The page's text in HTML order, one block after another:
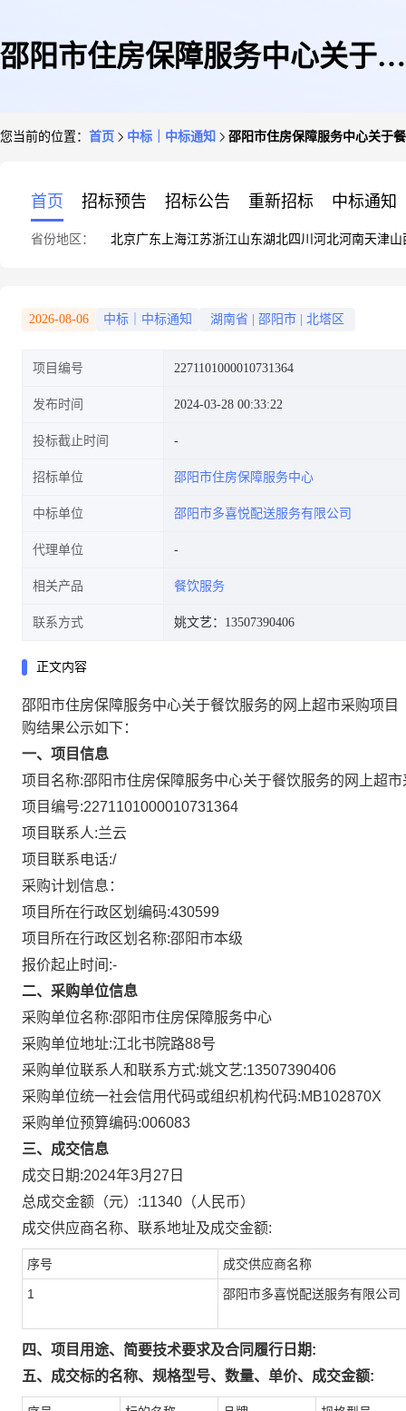
邵阳市住房保障服务中心关于餐
您当前的位置： 首页 中标｜中标通知 邵阳市住房保障服务中心关于
首页 招标预告 招标公告 重新招标 中标通知
省份地区： 北京广东 上海江苏浙江山东湖北四川 河北河南天津山
2026-08-06 中标｜中标通知 湖南省 邵阳市 北塔区
项目编号 2271101000010731364
发布时间 2024-03-28 00:33:22
投标截止时间
招标单位 邵阳市住房保障服务中心
中标单位 邵阳市多喜悦配送服务有限公司
代理单位
相关产品 餐饮服务
联系方式 姚文艺：13507390406
正文内容
邵阳市住房保障服务中心关于餐饮服务的网上超市采购项目
购结果公示如下：
一、项目信息
项目名称:邵阳市住房保障服务中心关于餐饮服务的网上超市
项目编号:2271101000010731364
项目联系人:兰云
项目联系电话:/
采购计划信息：
项目所在行政区划编码:430599
项目所在行政区划名称:邵阳市本级
报价起止时间:-
二、采购单位信息
采购单位名称:邵阳市住房保障服务中心
采购单位地址:江北书院路88号
采购单位联系人和联系方式:姚文艺:13507390406
采购单位统一社会信用代码或组织机构代码:MB102870X
采购单位预算编码:006083
三、成交信息
成交日期:2024年3月27日
总成交金额（元）:11340 （人民币）
成交供应商名称、联系地址及成交金额:
序号 成交供应商名称
1 邵阳市多喜悦配送服务有限公司
四、项目用途、简要技术要求及合同履行日期:
五、成交标的名称、规格型号、数量、单价、成交金额: